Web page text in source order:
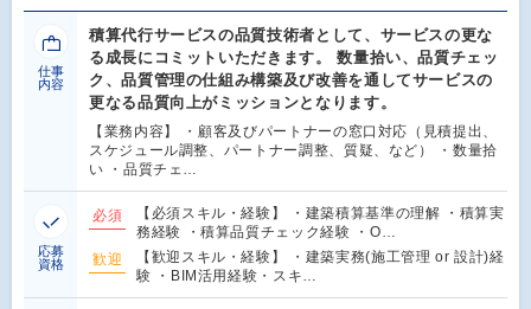
仕事
内容
積算代行サービスの品質技術者として、サービスの更な
る成長にコミットいただきます。 数量拾い、品質チェッ
ク、品質管理の仕組み構築及び改善を通してサービスの
更なる品質向上がミッションとなります。
【業務内容】 ・顧客及びパートナーの窓口対応（見積提出、
スケジュール調整、パートナー調整、質疑、など） ・数量拾
い ・品質チェ…
応募
資格
必須
【必須スキル・経験】 ・建築積算基準の理解 ・積算実
務経験 ・積算品質チェック経験 ・O…
歓迎
【歓迎スキル・経験】 ・建築実務(施工管理 or 設計)経
験 ・BIM活用経験・スキ…